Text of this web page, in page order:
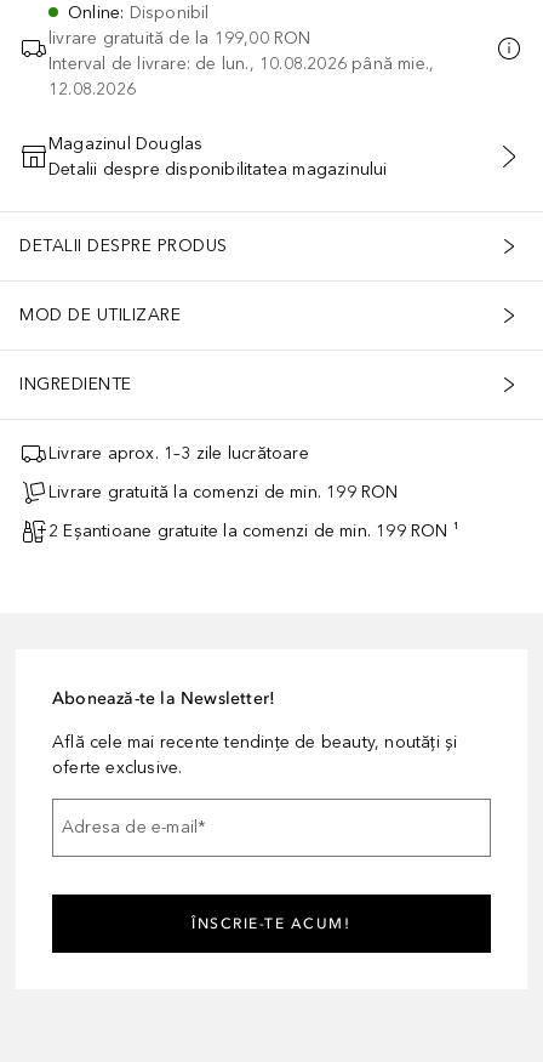
Online: Disponibil
livrare gratuită de la 199,00 RON
Interval de livrare: de lun., 10.08.2026 până mie.,
12.08.2026
ADĂUGAȚI ÎN COŞ
Magazinul Douglas
Detalii despre disponibilitatea magazinului
DETALII DESPRE PRODUS
MOD DE UTILIZARE
INGREDIENTE
Livrare aprox. 1–3 zile lucrătoare
Livrare gratuită la comenzi de min. 199 RON
2 Eșantioane gratuite la comenzi de min. 199 RON ¹
Abonează-te la Newsletter!
Află cele mai recente tendințe de beauty, noutăți și
oferte exclusive.
Adresa de e-mail*
ÎNSCRIE-TE ACUM!